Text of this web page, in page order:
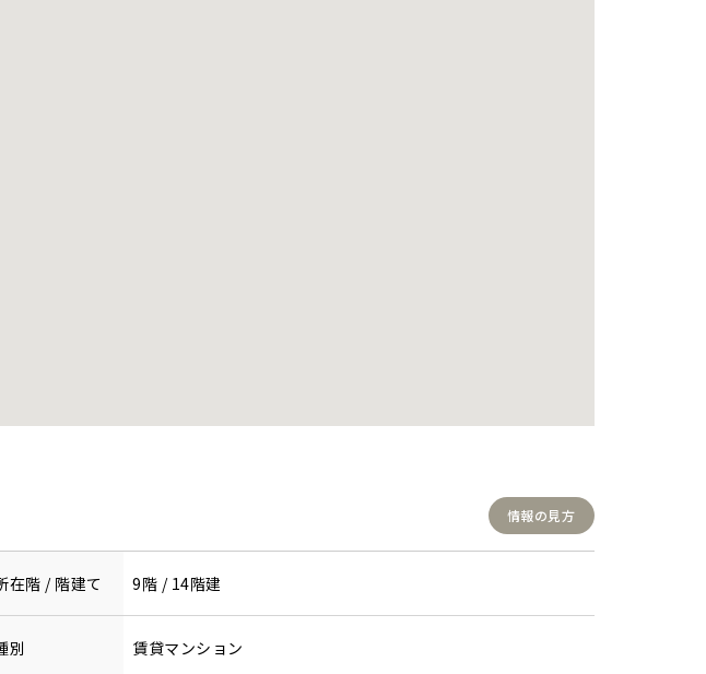
情報の見方
在階 / 階建て 9階 / 14階建
別 賃貸マンション